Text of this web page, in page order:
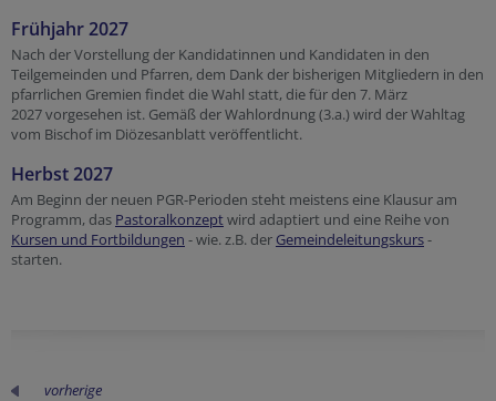
Frühjahr 2027
Nach der Vorstellung der Kandidatinnen und Kandidaten in den
Teilgemeinden und Pfarren, dem Dank der bisherigen Mitgliedern in den
pfarrlichen Gremien findet die Wahl statt, die für den 7. März
2027 vorgesehen ist. Gemäß der Wahlordnung (3.a.) wird der Wahltag
vom Bischof im Diözesanblatt veröffentlicht.
Herbst 2027
Am Beginn der neuen PGR-Perioden steht meistens eine Klausur am
Programm, das Pastoralkonzeptwird adaptiert und eine Reihe von
Kursen und Fortbildungen - wie. z.B. der Gemeindeleitungskurs-
starten.
vorherige